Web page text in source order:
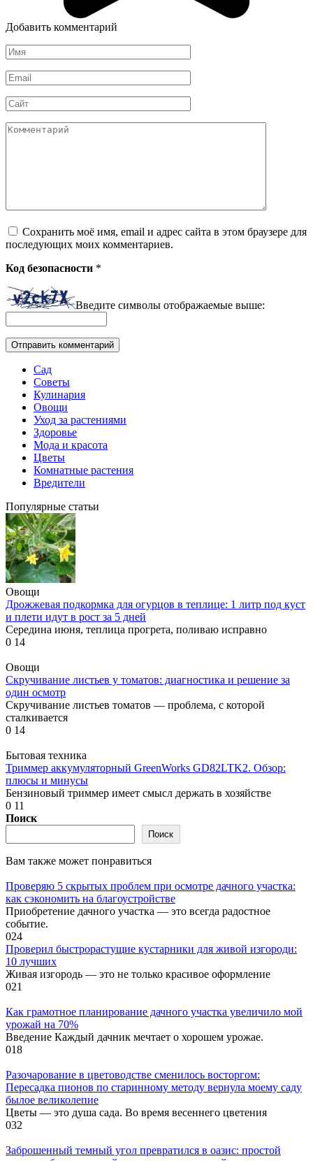
Добавить комментарий
Имя
*
Email
*
Сайт
Комментарий
Сохранить моё имя, email и адрес сайта в этом браузере для
последующих моих комментариев.
Код безопасности *
Введите символы отображаемые выше:
Сад
Советы
Кулинария
Овощи
Уход за растениями
Здоровье
Мода и красота
Цветы
Комнатные растения
Вредители
Популярные статьи
Овощи
Дрожжевая подкормка для огурцов в теплице: 1 литр под куст
и плети идут в рост за 5 дней
Середина июня, теплица прогрета, поливаю исправно
0 14
Овощи
Скручивание листьев у томатов: диагностика и решение за
один осмотр
Скручивание листьев томатов — проблема, с которой
сталкивается
0 14
Бытовая техника
Триммер аккумуляторный GreenWorks GD82LTK2. Обзор:
плюсы и минусы
Бензиновый триммер имеет смысл держать в хозяйстве
0 11
Поиск
Поиск
Вам также может понравиться
Проверяю 5 скрытых проблем при осмотре дачного участка:
как сэкономить на благоустройстве
Приобретение дачного участка — это всегда радостное
событие.
024
Проверил быстрорастущие кустарники для живой изгороди:
10 лучших
Живая изгородь — это не только красивое оформление
021
Как грамотное планирование дачного участка увеличило мой
урожай на 70%
Введение Каждый дачник мечтает о хорошем урожае.
018
Разочарование в цветоводстве сменилось восторгом:
Пересадка пионов по старинному методу вернула моему саду
былое великолепие
Цветы — это душа сада. Во время весеннего цветения
032
Заброшенный темный угол превратился в оазис: простой